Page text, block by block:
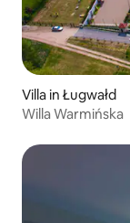
Villa in Ługwałd
Willa Warmińska